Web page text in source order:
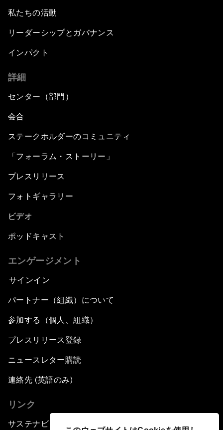
私たちの活動
リーダーシップとガバナンス
インパクト
詳細
センター（部門）
会合
ステークホルダーのコミュニティ
「フォーラム・ストーリー」
プレスリリース
フォトギャラリー
ビデオ
ポッドキャスト
エンゲージメント
サインイン
パートナー（組織）について
参加する（個人、組織）
プレスリリース登録
ニュースレター購読
連絡先 (英語のみ)
リンク
サステナビリティへの取り組み